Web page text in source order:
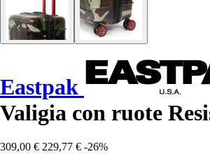
Eastpak
Valigia con ruote
309,00 € 229,77 € -26%